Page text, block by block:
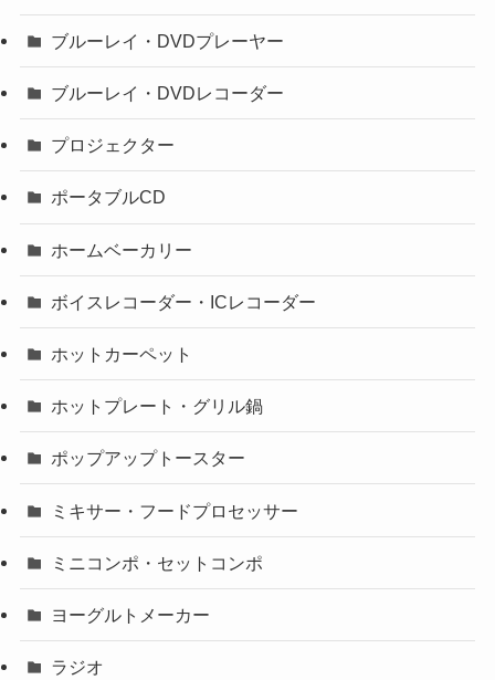
ブルーレイ・DVDプレーヤー
ブルーレイ・DVDレコーダー
プロジェクター
ポータブルCD
ホームベーカリー
ボイスレコーダー・ICレコーダー
ホットカーペット
ホットプレート・グリル鍋
ポップアップトースター
ミキサー・フードプロセッサー
ミニコンポ・セットコンポ
ヨーグルトメーカー
ラジオ